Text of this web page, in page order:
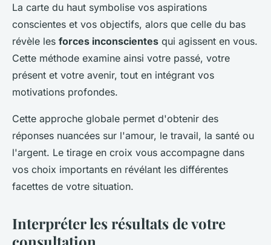
La carte du haut symbolise vos aspirations
conscientes et vos objectifs, alors que celle du bas
révèle les forces inconscientes qui agissent en vous.
Cette méthode examine ainsi votre passé, votre
présent et votre avenir, tout en intégrant vos
motivations profondes.
Cette approche globale permet d'obtenir des
réponses nuancées sur l'amour, le travail, la santé ou
l'argent. Le tirage en croix vous accompagne dans
vos choix importants en révélant les différentes
facettes de votre situation.
Interpréter les résultats de votre